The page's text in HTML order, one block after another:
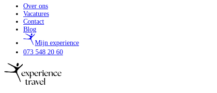
Over ons
Vacatures
Contact
Blog
Mijn experience
073 548 20 60